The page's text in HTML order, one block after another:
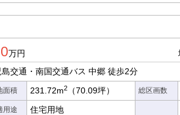
万円
島交通・南国交通バス 中郷 徒歩2分
面積 231.72m2 （70.09坪） 総区画数
用途 住宅用地